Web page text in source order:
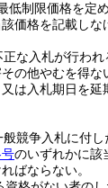
低制限価格を定
価格を記載しな
な入札が行わ
の他やむを得な
は入札期日を延
競争入札に付
のいずれかに該
ばならない。